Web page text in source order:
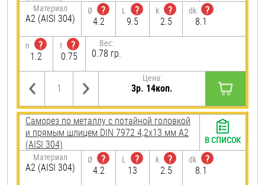
Материал
А2 (AISI 304)
Ø
?
4.2
L
?
9.5
k
?
2.5
dk
?
8.1
n
?
1.2
t
?
0.75
Вес:
0.78 гр.
Цена:
3р. 14коп.
Саморез по металлу с потайной головкой
и прямым шлицем DIN 7972 4,2х13 мм А2
(AISI 304)
Материал
А2 (AISI 304)
Ø
?
4.2
L
?
13
k
?
2.5
dk
?
8.1
В СПИСОК